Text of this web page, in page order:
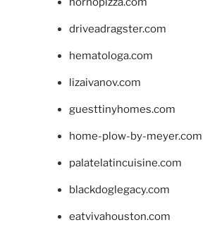
driveadragster.com
hematologa.com
lizaivanov.com
guesttinyhomes.com
home-plow-by-meyer.com
palatelatincuisine.com
blackdoglegacy.com
eatvivahouston.com